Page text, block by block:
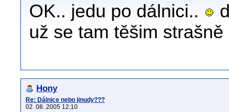
OK.. jedu po dálnici..
už se tam těšim strašně
Hony
Re: Dálnice nebo jinudy???
02. 08. 2005 12:10